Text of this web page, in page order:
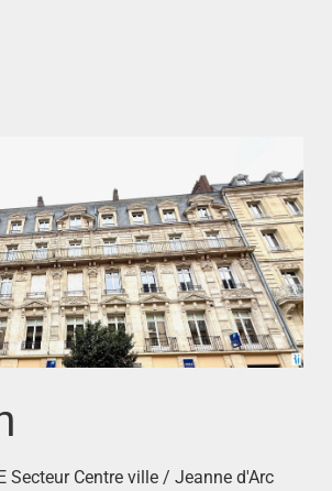
Secteur Centre ville / Jeanne d'Arc